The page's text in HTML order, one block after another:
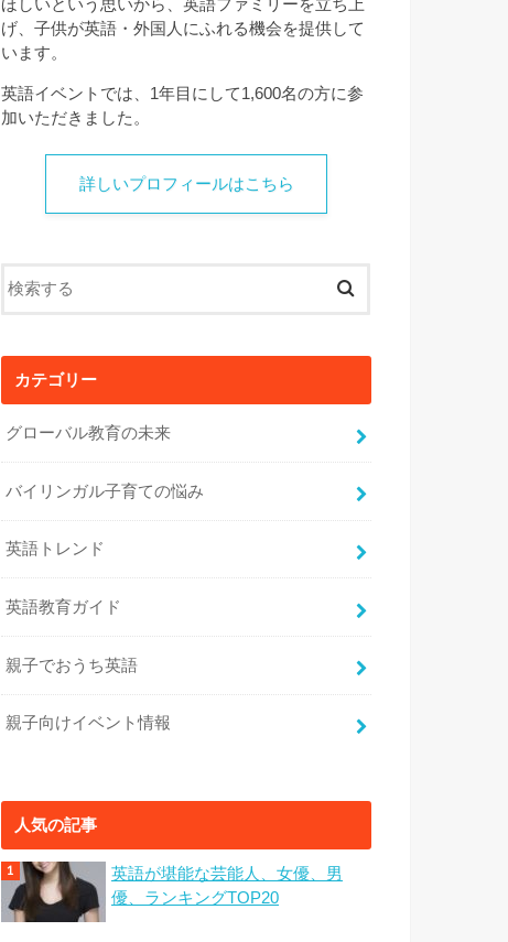
ほしいという思いから、英語ファミリーを立ち上
げ、子供が英語・外国人にふれる機会を提供して
います。
英語イベントでは、1年目にして1,600名の方に参
加いただきました。
詳しいプロフィールはこちら
カテゴリー
グローバル教育の未来
バイリンガル子育ての悩み
英語トレンド
英語教育ガイド
親子でおうち英語
親子向けイベント情報
人気の記事
英語が堪能な芸能人、女優、男
優、ランキングTOP20